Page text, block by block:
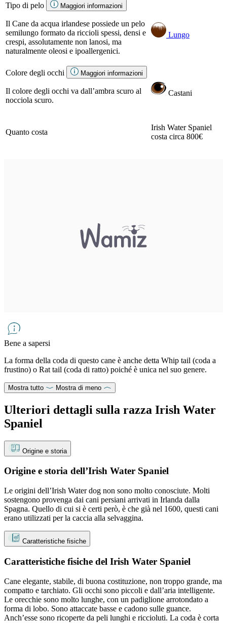
Tipo di pelo Maggiori informazioni
Il Cane da acqua irlandese possiede un pelo
semilungo formato da riccioli spessi, densi e
crespi, assolutamente non lanosi, ma
naturalmente oleosi e ipoallergenici.
Lungo
Colore degli occhi Maggiori informazioni
Il colore degli occhi va dall’ambra scuro al
nocciola scuro.
Castani
Quanto costa
Irish Water Spaniel
costa circa 800€
Bene a sapersi
La forma della coda di questo cane è anche detta Whip tail (coda a
frustino) o Rat tail (coda di ratto) poiché è unica nel suo genere.
Mostra tutto Mostra di meno
Ulteriori dettagli sulla razza Irish Water
Spaniel
Origine e storia
Origine e storia dell’Irish Water Spaniel
Le origini dell’Irish Water dog non sono molto conosciute. Molti
sostengono provenga dai cani persiani arrivati in Irlanda dalla
Spagna. Quello di cui si è certi però, è che già nel 1600, questi cani
erano utilizzati per la caccia alla selvaggina.
Caratteristiche fisiche
Caratteristiche fisiche del Irish Water Spaniel
Cane elegante, stabile, di buona costituzione, non troppo grande, ma
compatto e tarchiato. Gli occhi sono piccoli e dall’aria intelligente.
Le orecchie sono molto lunghe, con un padiglione arrotondato a
forma di lobo. Sono attaccate basse e cadono sulle guance.
Anch’esse sono ricoperte da peli lunghi e riccioluti. La coda è corta